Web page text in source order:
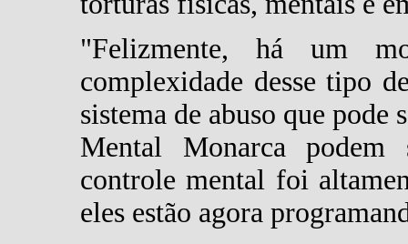
"Felizmente, há um
complexidade desse tipo
sistema de abuso que
Mental Monarca podem
controle mental foi
eles estão agora